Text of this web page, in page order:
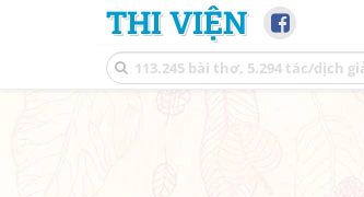
THI VIỆN